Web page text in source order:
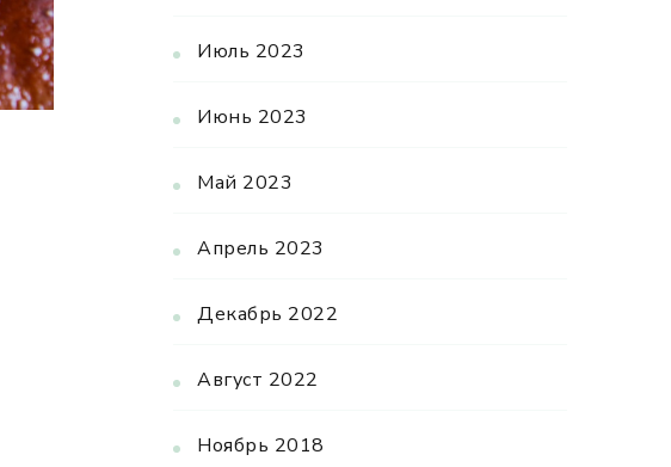
Июль 2023
Июнь 2023
Май 2023
Апрель 2023
Декабрь 2022
Август 2022
Ноябрь 2018